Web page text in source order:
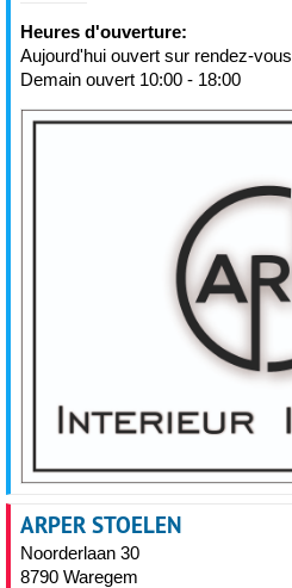
Heures d'ouverture:
Aujourd'hui ouvert sur rendez-vous
Demain ouvert 10:00 - 18:00
ARPER STOELEN
Noorderlaan 30
8790 Waregem